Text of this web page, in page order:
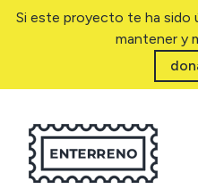
Si este proyecto te ha sido
mantener y